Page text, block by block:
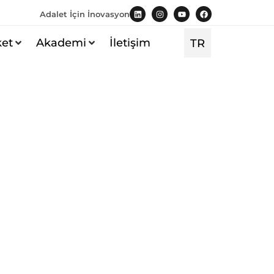
Adalet İçin İnovasyon
Akademi İletişim TR
EN